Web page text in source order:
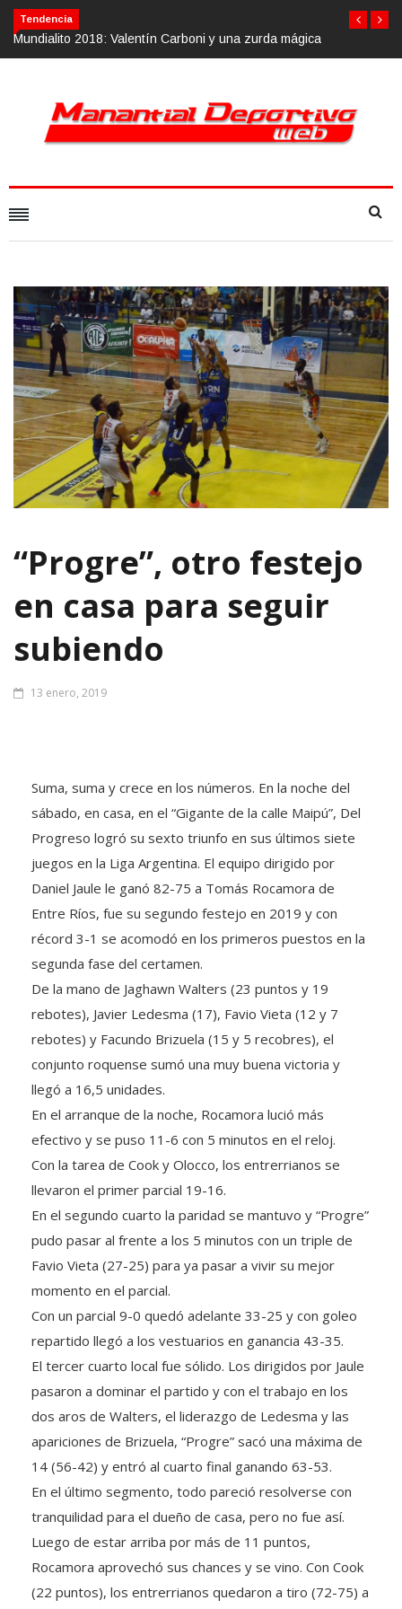
Tendencia
y una zurda mágica Calvario Race 2018, 10 de noviembre
“Progre”, otro festejo
en casa para seguir
subiendo
13 enero, 2019
Suma, suma y crece en los números. En la noche del
sábado, en casa, en el “Gigante de la calle Maipú”, Del
Progreso logró su sexto triunfo en sus últimos siete
juegos en la Liga Argentina. El equipo dirigido por
Daniel Jaule le ganó 82-75 a Tomás Rocamora de
Entre Ríos, fue su segundo festejo en 2019 y con
récord 3-1 se acomodó en los primeros puestos en la
segunda fase del certamen.
De la mano de Jaghawn Walters (23 puntos y 19
rebotes), Javier Ledesma (17), Favio Vieta (12 y 7
rebotes) y Facundo Brizuela (15 y 5 recobres), el
conjunto roquense sumó una muy buena victoria y
llegó a 16,5 unidades.
En el arranque de la noche, Rocamora lució más
efectivo y se puso 11-6 con 5 minutos en el reloj.
Con la tarea de Cook y Olocco, los entrerrianos se
llevaron el primer parcial 19-16.
En el segundo cuarto la paridad se mantuvo y “Progre”
pudo pasar al frente a los 5 minutos con un triple de
Favio Vieta (27-25) para ya pasar a vivir su mejor
momento en el parcial.
Con un parcial 9-0 quedó adelante 33-25 y con goleo
repartido llegó a los vestuarios en ganancia 43-35.
El tercer cuarto local fue sólido. Los dirigidos por Jaule
pasaron a dominar el partido y con el trabajo en los
dos aros de Walters, el liderazgo de Ledesma y las
apariciones de Brizuela, “Progre” sacó una máxima de
14 (56-42) y entró al cuarto final ganando 63-53.
En el último segmento, todo pareció resolverse con
tranquilidad para el dueño de casa, pero no fue así.
Luego de estar arriba por más de 11 puntos,
Rocamora aprovechó sus chances y se vino. Con Cook
(22 puntos), los entrerrianos quedaron a tiro (72-75) a